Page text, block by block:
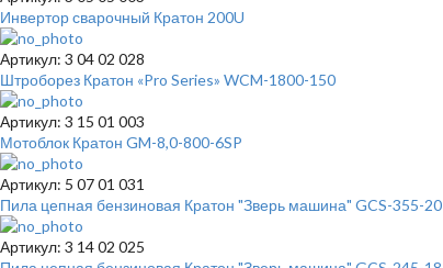
Инвертор сварочный Кратон 200U
Артикул: 3 04 02 028
Штроборез Кратон «Pro Series» WCM-1800-150
Артикул: 3 15 01 003
Мотоблок Кратон GM-8,0-800-6SP
Артикул: 5 07 01 031
Пила цепная бензиновая Кратон "Зверь машина" GCS-355-20
Артикул: 3 14 02 025